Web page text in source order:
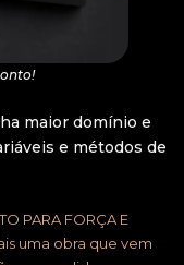
maior domínio e
e métodos de
PARA FORÇA E
uma obra que vem